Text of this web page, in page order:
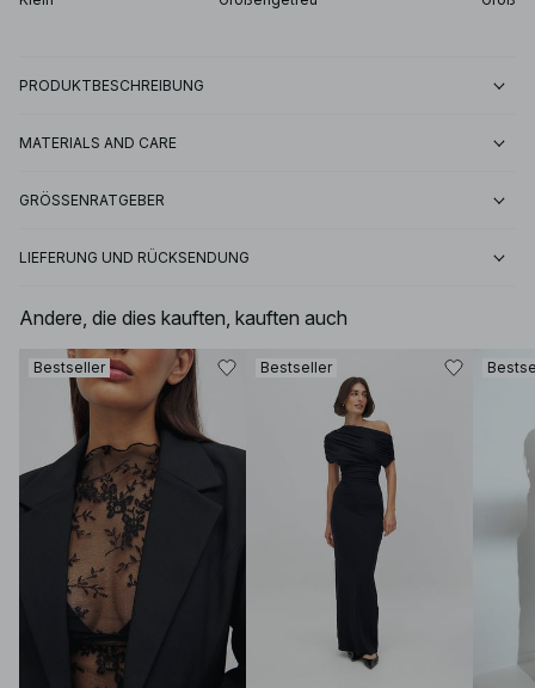
PRODUKTBESCHREIBUNG
MATERIALS AND CARE
GRÖSSENRATGEBER
LIEFERUNG UND RÜCKSENDUNG
Andere, die dies kauften, kauften auch
Bestseller Bestseller